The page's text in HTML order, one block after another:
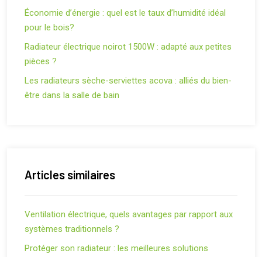
Économie d’énergie : quel est le taux d’humidité idéal
pour le bois?
Radiateur électrique noirot 1500W : adapté aux petites
pièces ?
Les radiateurs sèche-serviettes acova : alliés du bien-
être dans la salle de bain
Articles similaires
Ventilation électrique, quels avantages par rapport aux
systèmes traditionnels ?
Protéger son radiateur : les meilleures solutions